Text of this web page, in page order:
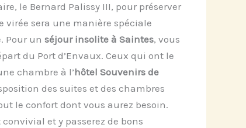
le Bernard Palissy III, pour préserver
virée sera une manière spéciale
Pour un séjour insolite à Saintes, vous
du Port d’Envaux. Ceux qui ont le
chambre à l’hôtel Souvenirs de
des suites et des chambres
le confort dont vous aurez besoin.
et y passerez de bons